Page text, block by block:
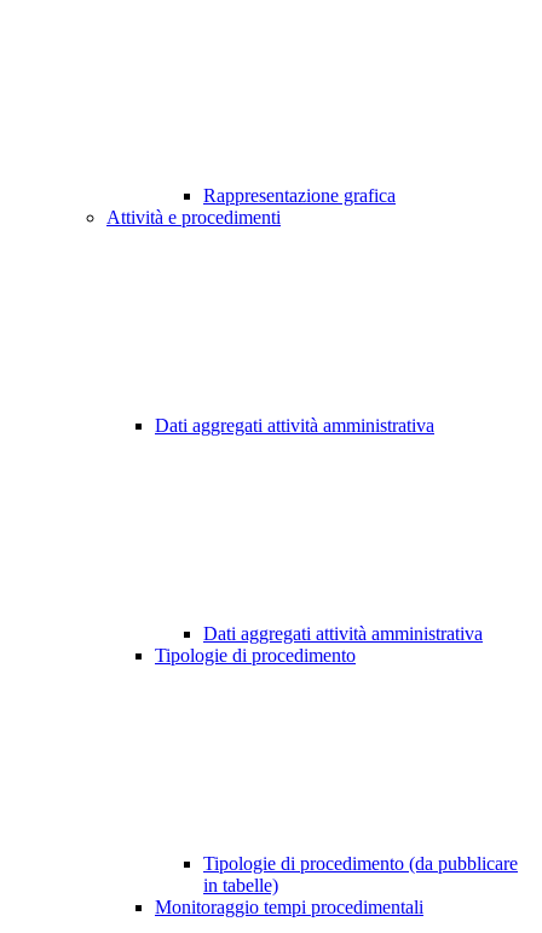
Rappresentazione grafica
Attività e procedimenti
Dati aggregati attività amministrativa
Dati aggregati attività amministrativa
Tipologie di procedimento
Tipologie di procedimento (da pubblicare
in tabelle)
Monitoraggio tempi procedimentali